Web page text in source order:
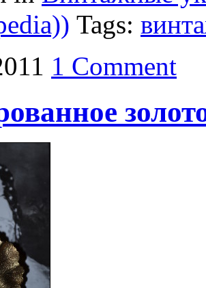
Tags:
1 Comment